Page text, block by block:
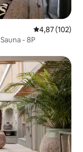
Priemerné
4,87 (102)
- 8P